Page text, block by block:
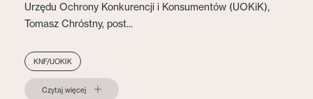
Urzędu Ochrony Konkurencji i Konsumentów (UOKiK),
Tomasz Chróstny, post...
KNF/UOKIK
Czytaj więcej